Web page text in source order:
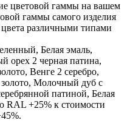
цветовой гаммы на вашем
гаммы самого изделия
цвета различными типами
Белая эмаль,
орех 2 черная патина,
Венге 2 серебро,
Молочный дуб с
патиной, Белая
RAL +25% к стоимости